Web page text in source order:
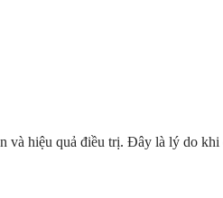
hiệu quả điều trị. Đây là lý do khi